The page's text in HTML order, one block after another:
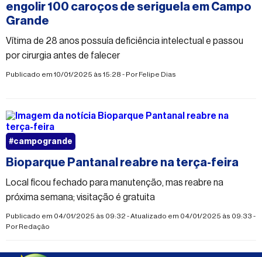
engolir 100 caroços de seriguela em Campo
Grande
Vítima de 28 anos possuía deficiência intelectual e passou
por cirurgia antes de falecer
Publicado em 10/01/2025 às 15:28 - PorFelipe Dias
Bioparque Pantanal reabre na terça-feira
Local ficou fechado para manutenção, mas reabre na
próxima semana; visitação é gratuita
Publicado em 04/01/2025 às 09:32 - Atualizado em 04/01/2025 às 09:33 -
PorRedação
#campogrande